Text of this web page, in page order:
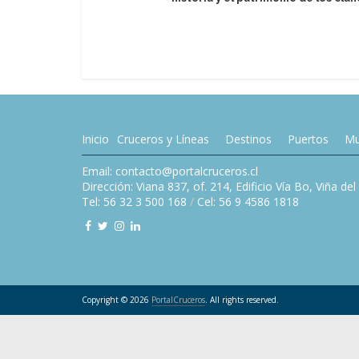
Inicio Cruceros y Líneas Destinos Puertos
Email: contacto@portalcruceros.cl
Dirección: Viana 837, of. 214, Edificio Vía Bo, Viña
Tel: 56 32 3 500 168 / Cel: 56 9 4586 1818
Copyright © 2026 PortalCruceros. All rights reserved.